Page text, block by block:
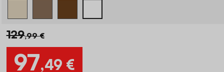
129,99 €
97,49 €